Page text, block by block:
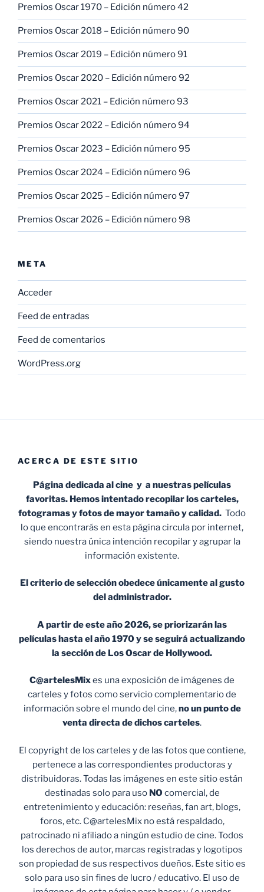
Premios Oscar 1970 – Edición número 42
Premios Oscar 2018 – Edición número 90
Premios Oscar 2019 – Edición número 91
Premios Oscar 2020 – Edición número 92
Premios Oscar 2021 – Edición número 93
Premios Oscar 2022 – Edición número 94
Premios Oscar 2023 – Edición número 95
Premios Oscar 2024 – Edición número 96
Premios Oscar 2025 – Edición número 97
Premios Oscar 2026 – Edición número 98
META
Acceder
Feed de entradas
Feed de comentarios
WordPress.org
ACERCA DE ESTE SITIO
Página dedicada al cine y a nuestras películas
favoritas. Hemos intentado recopilar los carteles,
fotogramas y fotos de mayor tamaño y calidad. Todo
lo que encontrarás en esta página circula por internet,
siendo nuestra única intención recopilar y agrupar la
información existente.
El criterio de selección obedece únicamente al gusto
del administrador.
A partir de este año 2026, se priorizarán las
películas hasta el año 1970 y se seguirá actualizando
la sección de Los Oscar de Hollywood.
C@artelesMixes una exposición de imágenes de
carteles y fotos como servicio complementario de
información sobre el mundo del cine,no un punto de
venta directa de dichos carteles.
El copyright de los carteles y de las fotos que contiene,
pertenece a las correspondientes productoras y
distribuidoras. Todas las imágenes en este sitio están
destinadas solo para uso NO comercial, de
entretenimiento y educación: reseñas, fan art, blogs,
foros, etc. C@artelesMix no está respaldado,
patrocinado ni afiliado a ningún estudio de cine. Todos
los derechos de autor, marcas registradas y logotipos
son propiedad de sus respectivos dueños. Este sitio es
solo para uso sin fines de lucro / educativo. El uso de